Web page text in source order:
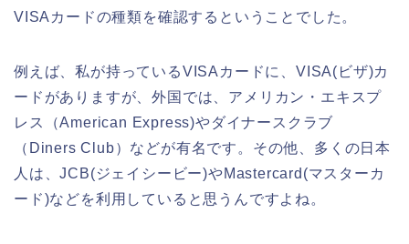
VISAカードの種類を確認するということでした。
例えば、私が持っているVISAカードに、VISA(ビザ)カ
ードがありますが、外国では、アメリカン・エキスプ
レス（American Express)やダイナースクラブ
（Diners Club）などが有名です。その他、多くの日本
人は、JCB(ジェイシービー)やMastercard(マスターカ
ード)などを利用していると思うんですよね。